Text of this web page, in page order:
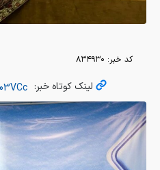
کد خبر: ۸۳۴۹۳۰
لینک کوتاه خبر: